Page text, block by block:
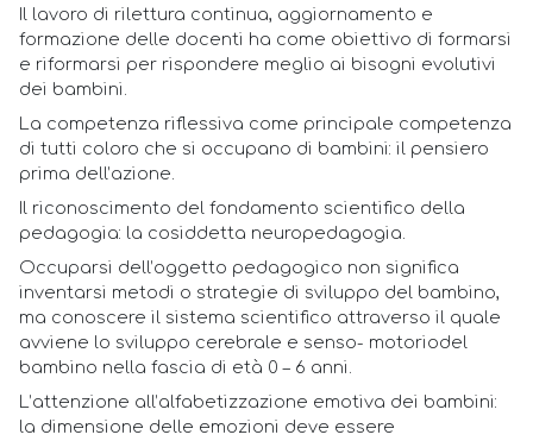
Il lavoro di rilettura continua, aggiornamento e
formazione delle docenti ha come obiettivo di formarsi
e riformarsi per rispondere meglio ai bisogni evolutivi
dei bambini.
La competenza riflessiva come principale competenza
di tutti coloro che si occupano di bambini: il pensiero
prima dell’azione.
Il riconoscimento del fondamento scientifico della
pedagogia: la cosiddetta neuropedagogia.
Occuparsi dell’oggetto pedagogico non significa
inventarsi metodi o strategie di sviluppo del bambino,
ma conoscere il sistema scientifico attraverso il quale
avviene lo sviluppo cerebrale e senso- motoriodel
bambino nella fascia di età 0 – 6 anni.
L’attenzione all’alfabetizzazione emotiva dei bambini:
la dimensione delle emozioni deve essere